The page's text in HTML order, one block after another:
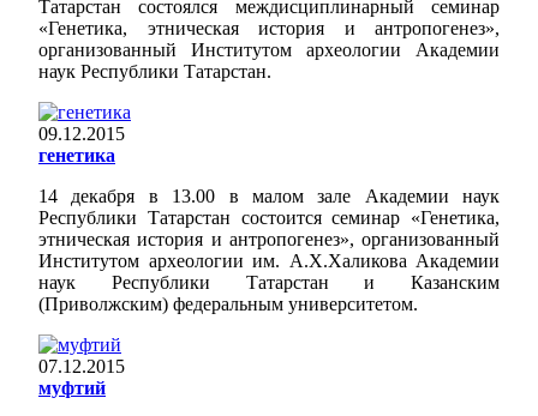
Татарстан состоялся междисциплинарный семинар
«Генетика, этническая история и антропогенез»,
организованный Институтом археологии Академии
наук Республики Татарстан.
09.12.2015
генетика
14 декабря в 13.00 в малом зале Академии наук
Республики Татарстан состоится семинар «Генетика,
этническая история и антропогенез», организованный
Институтом археологии им. А.Х.Халикова Академии
наук Республики Татарстан и Казанским
(Приволжским) федеральным университетом.
07.12.2015
муфтий